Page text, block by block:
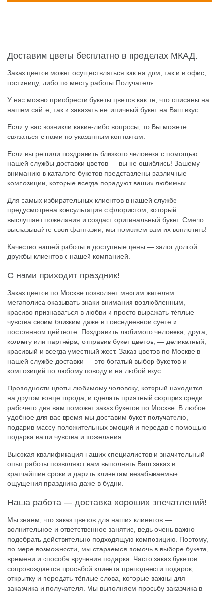
Доставим цветы бесплатно в пределах МКАД.
Заказ цветов может осуществляться как на дом, так и в офис,
гостиницу, либо по месту работы Получателя.
У нас можно приобрести букеты цветов как те, что описаны на
нашем сайте, так и заказать нетипичный букет на Ваш вкус.
Если у вас возникли какие-либо вопросы, то Вы можете
связаться с нами по указанным контактам
Если вы решили поздравить близкого человека с помощью
нашей службы доставки цветов — вы не ошиблись! Вашему
вниманию в каталоге букетов представлены различные
композиции, которые всегда порадуют ваших любимых.
Для самых избирательных клиентов в нашей службе
предусмотрена консультация с флористом, который
выслушает пожелания и создаст оригинальный букет. Смело
высказывайте свои фантазии, мы поможем вам их воплотить!
Качество нашей работы и доступные цены — залог долгой
дружбы клиентов с нашей компанией.
С нами приходит праздник!
Заказ цветов по Москве позволяет многим жителям
мегаполиса оказывать знаки внимания возлюбленным,
красиво признаваться в любви и просто выражать тёплые
чувства своим близким даже в повседневной суете и
постоянном цейтноте. Поздравить любимого человека, друга,
коллегу или партнёра, отправив букет цветов, — деликатный,
красивый и всегда уместный жест. Заказ цветов по Москве в
нашей службе доставки — это богатый выбор букетов и
композиций по любому поводу и на любой вкус.
Преподнести цветы любимому человеку, который находится
на другом конце города, и сделать приятный сюрприз среди
рабочего дня вам поможет заказ букетов по Москве. В любое
удобное для вас время мы доставим букет получателю,
подарив массу положительных эмоций и передав с помощью
подарка ваши чувства и пожелания.
Высокая квалификация наших специалистов и значительный
опыт работы позволяют нам выполнять Ваш заказ в
кратчайшие сроки и дарить клиентам незабываемые
ощущения праздника даже в будни.
Наша работа — доставка хороших впечатлений!
Мы знаем, что заказ цветов для наших клиентов —
волнительное и ответственное занятие, ведь очень важно
подобрать действительно подходящую композицию. Поэтому,
по мере возможности, мы стараемся помочь в выборе букета,
времени и способа вручения подарка. Часто заказ букетов
сопровождается просьбой клиента преподнести подарок,
открытку и передать тёплые слова, которые важны для
заказчика и получателя. Мы выполняем просьбу заказчика в